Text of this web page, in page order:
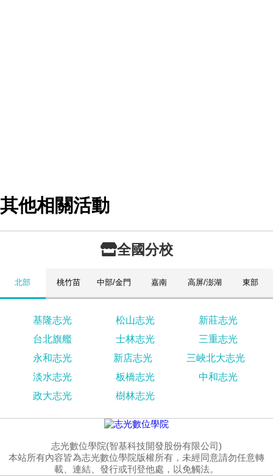
其他相關活動
全國分校
北部 桃竹苗 中部/金門 嘉南 高屏/澎湖 東部
基隆志光 松山志光
新莊志光
台北旗艦
士林志光
三重志光
永和志光
新店志光
三峽北大志光
淡水志光
板橋志光
中和志光
政大志光
樹林志光
志光數位學院(智基科技開發股份有限公司)
本站所有內容皆為志光數位學院版權所有，未經同意請勿任意轉
載、連結、發行或刊登他處，以免觸法。